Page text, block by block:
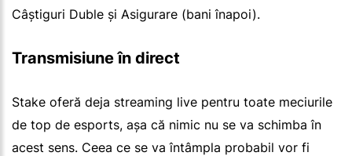
Câștiguri Duble și Asigurare (bani înapoi).
Transmisiune în direct
Stake oferă deja streaming live pentru toate meciurile
de top de esports, așa că nimic nu se va schimba în
acest sens. Ceea ce se va întâmpla probabil vor fi